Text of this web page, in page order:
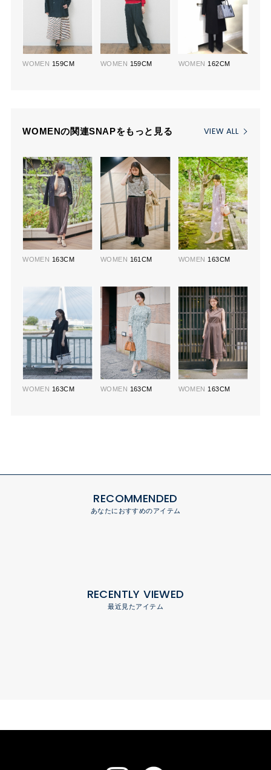
WOMEN 159CM WOMEN 159CM WOMEN 162CM
WOMENの関連SNAPをもっと見る VIEW ALL
WOMEN 163CM WOMEN 161CM WOMEN 163CM
WOMEN 163CM WOMEN 163CM WOMEN 163CM
RECOMMENDED
あなたにおすすめのアイテム
RECENTLY VIEWED
最近見たアイテム